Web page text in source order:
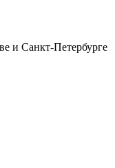
и Санкт-Петербурге